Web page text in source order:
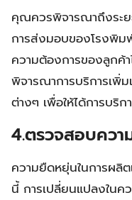
คุณควรพิจารณาถึงระย
การส่งมอบของโรงพิ
ความต้องการของลูกค้
พิจารณาการบริการเพิ่
ต่างๆ เพื่อให้ได้การบ
4.ตรวจสอบคว
ความยืดหยุ่นในการผลิ
นี้ การเปลี่ยนแปลงในค